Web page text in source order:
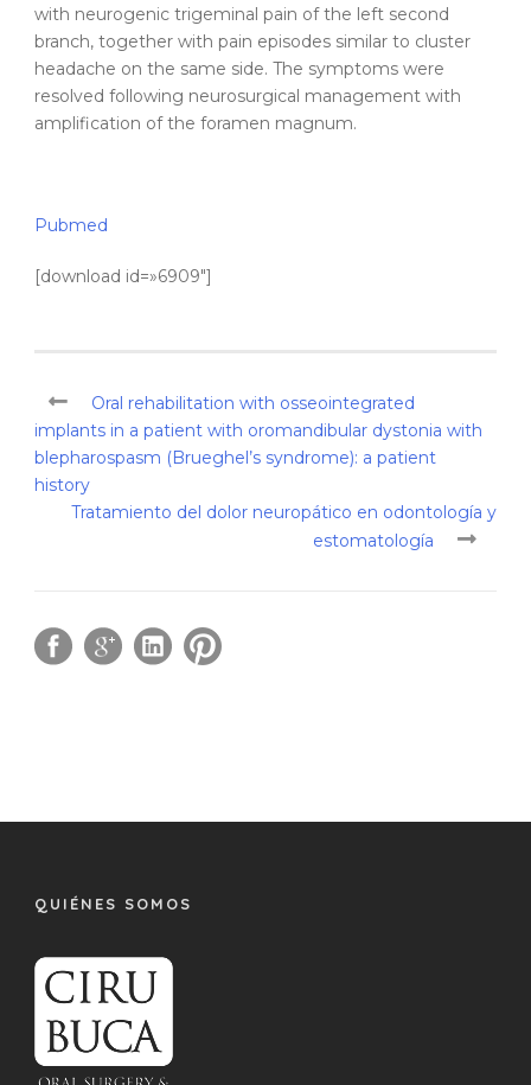
with neurogenic trigeminal pain of the left second
branch, together with pain episodes similar to cluster
headache on the same side. The symptoms were
resolved following neurosurgical management with
amplification of the foramen magnum.
Pubmed
[download id=»6909″]
Oral rehabilitation with osseointegrated
implants in a patient with oromandibular dystonia with
blepharospasm (Brueghel’s syndrome): a patient
history
Tratamiento del dolor neuropático en odontología y
estomatología
QUIÉNES SOMOS